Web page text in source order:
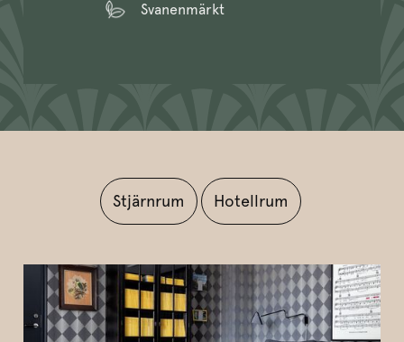
Svanenmärkt
Stjärnrum Hotellrum